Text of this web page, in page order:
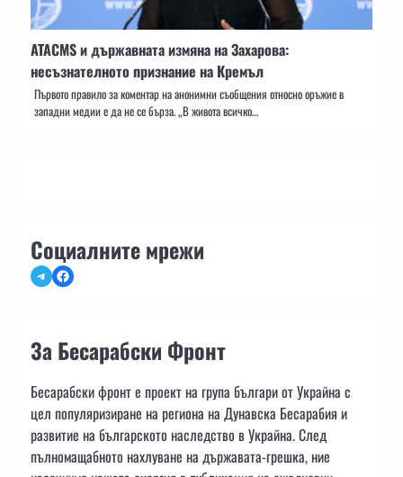
ATACMS и държавната измяна на Захарова:
несъзнателното признание на Кремъл
Първото правило за коментар на анонимни съобщения относно оръжие в
западни медии е да не се бърза. „В живота всичко…
Социалните мрежи
TelegramFacebook
За Бесарабски Фронт
Бесарабски фронт е проект на група българи от Украйна с
цел популяризиране на региона на Дунавска Бесарабия и
развитие на българското наследство в Украйна. След
пълномащабното нахлуване на държавата-грешка, ние